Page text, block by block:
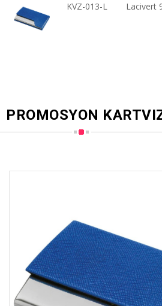
KVZ-013-L Lacivert
PROMOSYON